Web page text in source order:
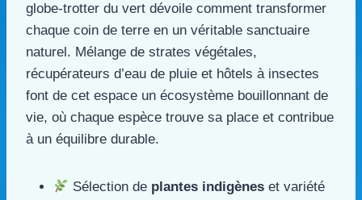
globe-trotter du vert dévoile comment transformer
chaque coin de terre en un véritable sanctuaire
naturel. Mélange de strates végétales,
récupérateurs d’eau de pluie et hôtels à insectes
font de cet espace un écosystème bouillonnant de
vie, où chaque espèce trouve sa place et contribue
à un équilibre durable.
Sélection de plantes indigènes et variété